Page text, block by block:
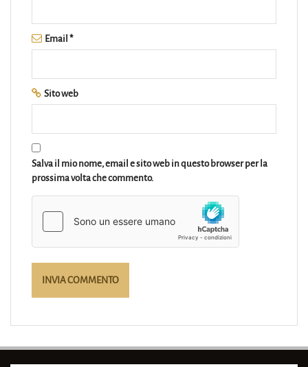
Email *
Sito web
Salva il mio nome, email e sito web in questo browser per la
prossima volta che commento.